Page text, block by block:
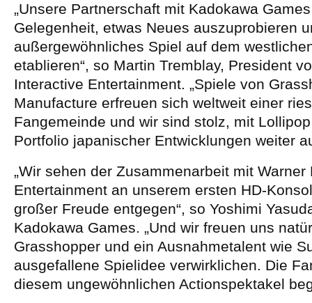
„Unsere Partnerschaft mit Kadokawa
Gelegenheit, etwas Neues auszuprobieren
außergewöhnliches Spiel auf dem
etablieren“, so Martin Tremblay, President
Interactive Entertainment. „Spiele von
Manufacture erfreuen sich weltweit einer
Fangemeinde und wir sind stolz, mit
Portfolio japanischer Entwicklungen weiter
„Wir sehen der Zusammenarbeit mit
Entertainment an unserem ersten HD-
großer Freude entgegen“, so Yoshimi
Kadokawa Games. „Und wir freuen uns
Grasshopper und ein Ausnahmetalent wie
ausgefallene Spielidee verwirklichen. Die
diesem ungewöhnlichen Actionspektakel